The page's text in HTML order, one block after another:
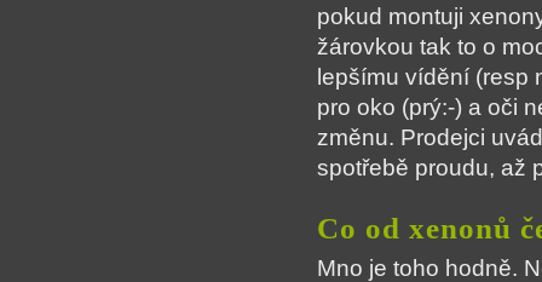
pokud montuji
žárovkou tak to o
lepšímu vídění (resp
pro oko (prý:-) a oči
změnu. Prodejci
spotřebě proudu, až
Co od xenonů
Mno je toho hodně.